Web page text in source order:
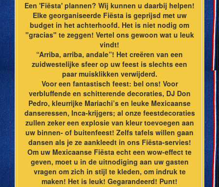
Een 'Fiësta' plannen? Wij kunnen u daarbij helpen!
Elke georganiseerde Fiësta is geprijsd met uw
budget in het achterhoofd. Het is niet nodig om
"gracias" te zeggen! Vertel ons gewoon wat u leuk
vindt!
“Arriba, arriba, andale”! Het creëren van een
zuidwestelijke sfeer op uw feest is slechts een
paar muisklikken verwijderd.
Voor een fantastisch feest: bel ons! Voor
verbluffende en schitterende decoraties, DJ Don
Pedro, kleurrijke Mariachi’s en leuke Mexicaanse
danseressen, Inca-krijgers; al onze feestdecoraties
zullen zeker een explosie van kleur toevoegen aan
uw binnen- of buitenfeest! Zelfs tafels willen gaan
dansen als je ze aankleedt in ons Fiësta-servies!
Om uw Mexicaanse Fiësta echt een wow-effect te
geven, moet u in de uitnodiging aan uw gasten
vragen om zich in stijl te kleden, om indruk te
maken! Het is leuk! Gegarandeerd! Punt!